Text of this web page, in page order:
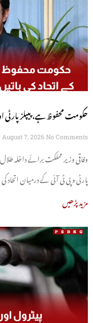
حکومت محفوظ ہے، پیپلز پارٹی
چوہدری
August 7, 2026 No Comments
وفاقی وزیر مملکت برائے داخلہ
پارٹی و پی ٹی آئی کے درمیان اتحاد کی
مزید پڑھیں